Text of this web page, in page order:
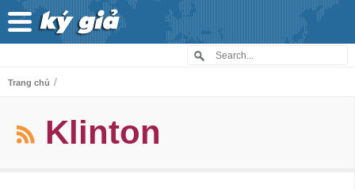
Trang chủ /
Klinton